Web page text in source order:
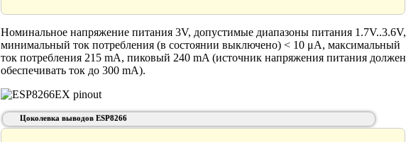
Номинальное напряжение питания 3V, допустимые диапазоны питания 1.7V..3.6V,
минимальный ток потребления (в состоянии выключено) < 10 μA, максимальный
ток потребления 215 mA, пиковый 240 mA (источник напряжения питания должен
обеспечивать ток до 300 mA).
Цоколевка выводов ESP8266